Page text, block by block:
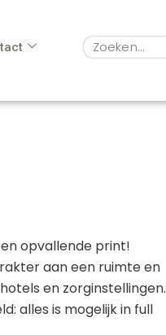
Zoeken
opvallende print!
aan een ruimte en
en zorginstellingen.
alles is mogelijk in full